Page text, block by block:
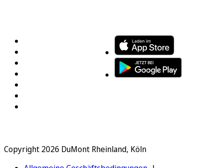
Copyright 2026 DuMont Rheinland, Köln